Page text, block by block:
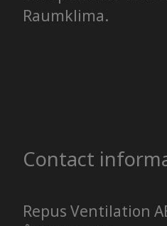
Raumklima.
Contact
Repus Ventilation